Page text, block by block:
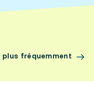
plus fréquemment